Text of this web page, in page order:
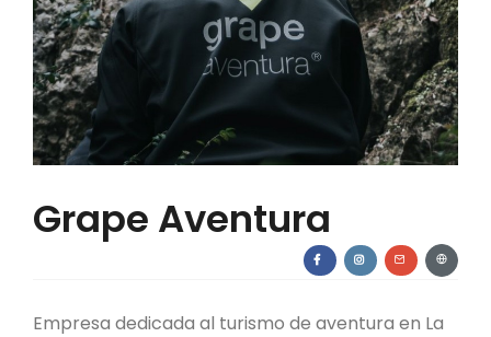
Grape Aventura
Empresa dedicada al turismo de aventura en La